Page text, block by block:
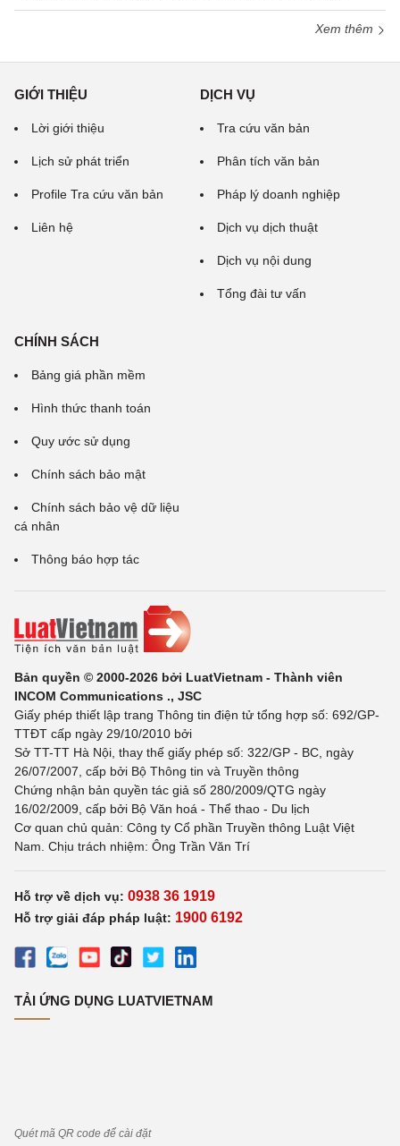
Xem thêm
GIỚI THIỆU
Lời giới thiệu
Lịch sử phát triển
Profile Tra cứu văn bản
Liên hệ
DỊCH VỤ
Tra cứu văn bản
Phân tích văn bản
Pháp lý doanh nghiệp
Dịch vụ dịch thuật
Dịch vụ nội dung
Tổng đài tư vấn
CHÍNH SÁCH
Bảng giá phần mềm
Hình thức thanh toán
Quy ước sử dụng
Chính sách bảo mật
Chính sách bảo vệ dữ liệu
cá nhân
Thông báo hợp tác
Bản quyền © 2000-2026 bởi LuatVietnam - Thành viên
INCOM Communications ., JSC
Giấy phép thiết lập trang Thông tin điện tử tổng hợp số: 692/GP-
TTĐT cấp ngày 29/10/2010 bởi
Sở TT-TT Hà Nội, thay thế giấy phép số: 322/GP - BC, ngày
26/07/2007, cấp bởi Bộ Thông tin và Truyền thông
Chứng nhận bản quyền tác giả số 280/2009/QTG ngày
16/02/2009, cấp bởi Bộ Văn hoá - Thể thao - Du lịch
Cơ quan chủ quản: Công ty Cổ phần Truyền thông Luật Việt
Nam. Chịu trách nhiệm: Ông Trần Văn Trí
Hỗ trợ về dịch vụ: 0938 36 1919
Hỗ trợ giải đáp pháp luật: 1900 6192
TẢI ỨNG DỤNG LUATVIETNAM
Quét mã QR code để cài đặt